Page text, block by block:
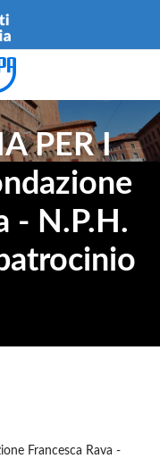
PER I
- N.P.H.
Francesca Rava -